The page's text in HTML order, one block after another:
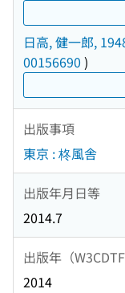
日高, 健一郎,
00156690 )
出版事項
東京 : 柊風舎
出版年月日等
2014.7
出版年（W3CDTF
2014